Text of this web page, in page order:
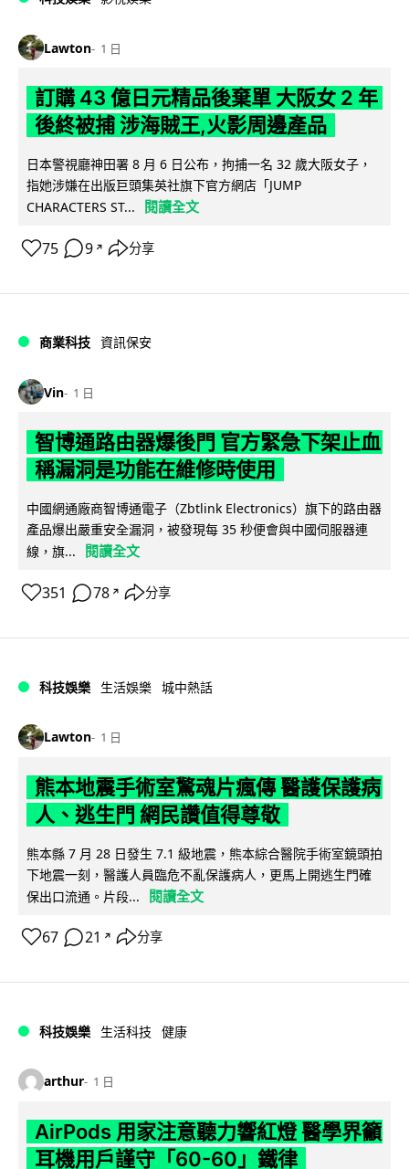
Lawton 1 日
訂購 43 億日元精品後棄單 大阪女 2 年
後終被捕 涉海賊王,火影周邊產品
日本警視廳神田署 8 月 6 日公布，拘捕一名 32 歲大阪女子，
指她涉嫌在出版巨頭集英社旗下官方網店「JUMP
CHARACTERS ST...
閱讀全文
75 9 ↗ 分享
商業科技 資訊保安
Vin 1 日
智博通路由器爆後門 官方緊急下架止血
稱漏洞是功能在維修時使用
中國網通廠商智博通電子（Zbtlink Electronics）旗下的路由器
產品爆出嚴重安全漏洞，被發現每 35 秒便會與中國伺服器連
線，旗...
閱讀全文
351 78 ↗ 分享
科技娛樂 生活娛樂 城中熱話
Lawton 1 日
熊本地震手術室驚魂片瘋傳 醫護保護病
人、逃生門 網民讚值得尊敬
熊本縣 7 月 28 日發生 7.1 級地震，熊本綜合醫院手術室鏡頭拍
下地震一刻，醫護人員臨危不亂保護病人，更馬上開逃生門確
保出口流通。片段...
閱讀全文
67 21 ↗ 分享
科技娛樂 生活科技 健康
arthur 1 日
AirPods 用家注意聽力響紅燈 醫學界籲
耳機用戶謹守「60-60」鐵律